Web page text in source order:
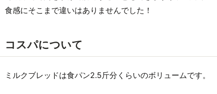
食感にそこまで違いはありませんでした！
コスパについて
ミルクブレッドは食パン2.5斤分くらいのボリュームです。